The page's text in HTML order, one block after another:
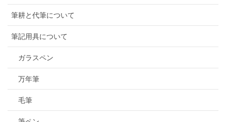
筆耕と代筆について
筆記用具について
ガラスペン
万年筆
毛筆